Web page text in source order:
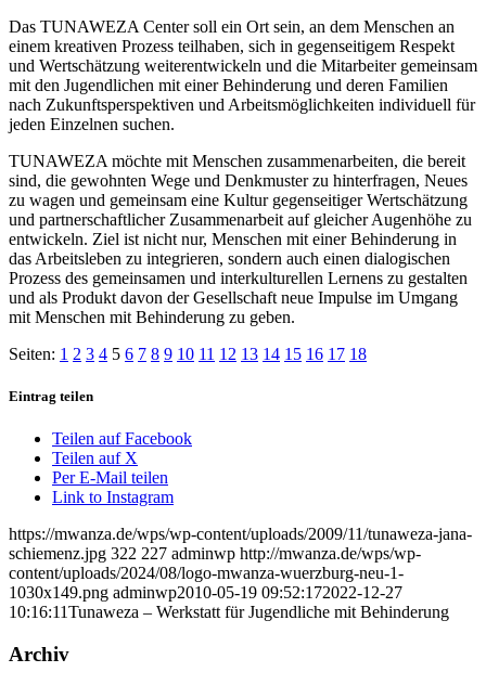
Das TUNAWEZA Center soll ein Ort sein, an dem Menschen an
einem kreativen Prozess teilhaben, sich in gegenseitigem Respekt
und Wertschätzung weiterentwickeln und die Mitarbeiter gemeinsam
mit den Jugendlichen mit einer Behinderung und deren Familien
nach Zukunftsperspektiven und Arbeitsmöglichkeiten individuell für
jeden Einzelnen suchen.
TUNAWEZA möchte mit Menschen zusammenarbeiten, die bereit
sind, die gewohnten Wege und Denkmuster zu hinterfragen, Neues
zu wagen und gemeinsam eine Kultur gegenseitiger Wertschätzung
und partnerschaftlicher Zusammenarbeit auf gleicher Augenhöhe zu
entwickeln. Ziel ist nicht nur, Menschen mit einer Behinderung in
das Arbeitsleben zu integrieren, sondern auch einen dialogischen
Prozess des gemeinsamen und interkulturellen Lernens zu gestalten
und als Produkt davon der Gesellschaft neue Impulse im Umgang
mit Menschen mit Behinderung zu geben.
Seiten: 1 2 3 4 5 6 7 8 9 10 11 12 13 14 15 16 17 18
Eintrag teilen
Teilen auf Facebook
Teilen auf X
Per E-Mail teilen
Link to Instagram
https://mwanza.de/wps/wp-content/uploads/2009/11/tunaweza-jana-
schiemenz.jpg 322 227 adminwp http://mwanza.de/wps/wp-
content/uploads/2024/08/logo-mwanza-wuerzburg-neu-1-
1030x149.png adminwp2010-05-19 09:52:172022-12-27
10:16:11Tunaweza – Werkstatt für Jugendliche mit Behinderung
Archiv